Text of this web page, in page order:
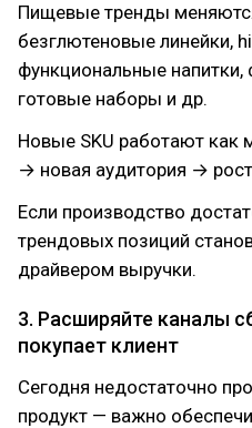
Пищевые тренды
безглютеновые линейки,
функциональные напитки,
готовые наборы и др.
Новые SKU работают как
→ новая аудитория →
Если производство
трендовых позиций
драйвером выручки.
3. Расширяйте каналы
покупает клиент
Сегодня недостаточно
продукт — важно